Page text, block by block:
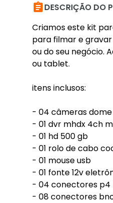
DESCRIÇÃO DO
Criamos este kit
para filmar e
ou do seu negócio.
ou tablet.
itens inclusos:
- 04 câmeras dome
- 01 dvr mhdx 4ch
- 01 hd 500 gb
- 01 rolo de cabo
- 01 mouse usb
- 01 fonte 12v
- 04 conectores p4
- 08 conectores